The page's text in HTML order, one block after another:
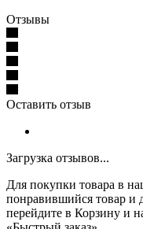
Отзывы
Оставить отзыв
Загрузка отзывов...
Для покупки товара в
понравившийся товар и
перейдите в Корзину и